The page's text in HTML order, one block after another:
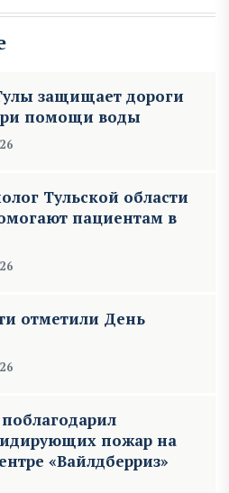
защищает дороги
помощи воды
Тульской области
пациентам в
отметили День
пожар на
«Вайлдберриз»